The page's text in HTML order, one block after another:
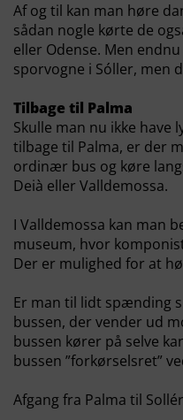
Af og til kan man høre
sådan nogle kørte de
eller Odense. Men
sporvogne i Sóller, men
Tilbage til Palma
Skulle man nu ikke have
tilbage til Palma, er der
ordinær bus og køre
Deià eller Valldemossa.
I Valldemossa kan man
museum, hvor
Der er mulighed for at
Er man til lidt spænding
bussen, der vender ud
bussen kører på selve
bussen ”forkørselsret”
Afgang fra Palma til